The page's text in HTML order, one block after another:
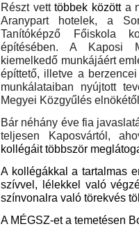
Részt vetttöbbek közötta
Aranypart hotelek, a
Tanítóképző Főiskola
építésében.
A Kaposi
kiemelkedő munkájáért
építtető, illetve a
munkálataiban nyújtott
Megyei Közgyűlés
Bár néhány éve fia
teljesen Kaposvártól,
kollégáit többször
A kollégákkal a tartalmas
szívvel, lélekkel való
színvonalra való törekvés
A MÉGSZ-et a temetésen